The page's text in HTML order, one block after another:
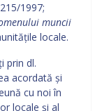
1997;
muncii
locale.
prin dl.
acordată și
cu noi în
locale și al